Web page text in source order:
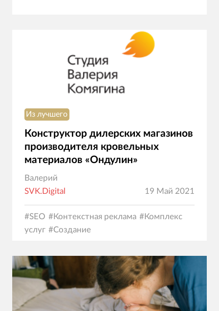
Из лучшего
Конструктор дилерских магазинов
производителя кровельных
материалов «Ондулин»
Валерий
SVK.Digital
19 Май 2021
#SEO #Контекстная реклама #Комплекс
услуг #Создание
коммерция